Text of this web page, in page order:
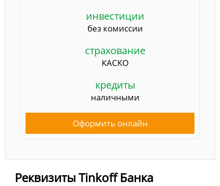
инвестиции
без комиссии
страхование
КАСКО
кредиты
наличными
Оформить онлайн
Реквизиты Tinkoff Банка